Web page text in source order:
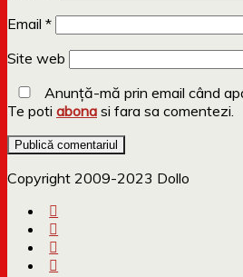
Email *
Site web
Anunță-mă prin email când
Te poti abona si fara sa comentezi.
Copyright 2009-2023 Dollo